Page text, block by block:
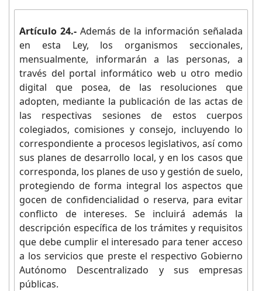
Artículo 24.- Además de la información señalada
en esta Ley, los organismos seccionales,
mensualmente, informarán a las personas, a
través del portal informático web u otro medio
digital que posea, de las resoluciones que
adopten, mediante la publicación de las actas de
las respectivas sesiones de estos cuerpos
colegiados, comisiones y consejo, incluyendo lo
correspondiente a procesos legislativos, así como
sus planes de desarrollo local, y en los casos que
corresponda, los planes de uso y gestión de suelo,
protegiendo de forma integral los aspectos que
gocen de confidencialidad o reserva, para evitar
conflicto de intereses. Se incluirá además la
descripción específica de los trámites y requisitos
que debe cumplir el interesado para tener acceso
a los servicios que preste el respectivo Gobierno
Autónomo Descentralizado y sus empresas
públicas.